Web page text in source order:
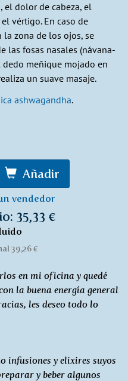
el dolor de cabeza, el
vértigo. En caso de
la zona de los ojos, se
las fosas nasales (návana-
dedo meñique mojado en
un suave masaje.
ashwagandha.
Añadir
vendedor
35,33 €
39,26 €
en mi oficina y quedé
la buena energía general
les deseo todo lo
infusiones y elixires suyos
y beber algunos